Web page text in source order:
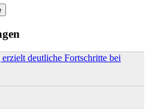
deutliche Fortschritte bei